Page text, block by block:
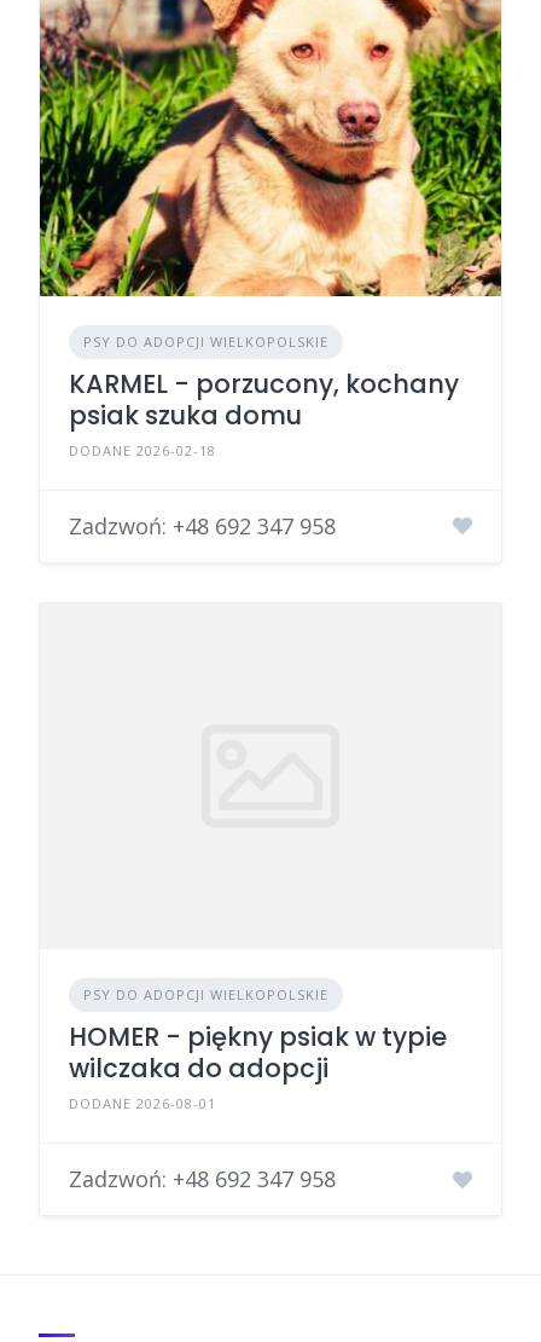
PSY DO ADOPCJI WIELKOPOLSKIE
KARMEL - porzucony, kochany
psiak szuka domu
DODANE 2026-02-18
Zadzwoń: +48 692 347 958
PSY DO ADOPCJI WIELKOPOLSKIE
HOMER - piękny psiak w typie
wilczaka do adopcji
DODANE 2026-08-01
Zadzwoń: +48 692 347 958